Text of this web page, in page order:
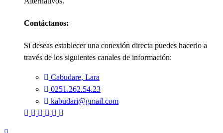
Contáctanos:
Si deseas establecer una conexión directa puedes hacerlo a
través de los siguientes canales de información:
Cabudare, Lara
0251.262.54.23
kabudari@gmail.com